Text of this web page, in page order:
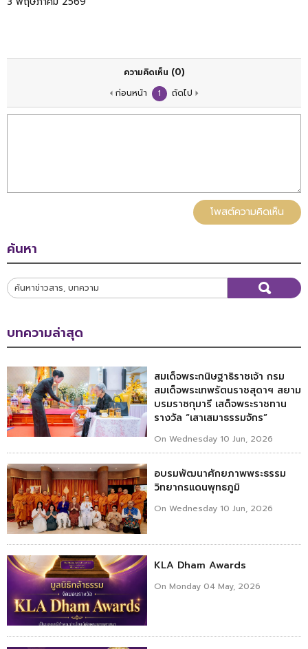
ความคิดเห็น (0)
ก่อนหน้า 1 ถัดไป
โพสต์ความคิดเห็น
ค้นหา
บทความล่าสุด
สมเด็จพระกนิษฐาธิราชเจ้า กรม
สมเด็จพระเทพรัตนราชสุดาฯ สยาม
บรมราชกุมารี เสด็จพระราชทาน
รางวัล “เสาเสมาธรรมจักร”
On Wednesday 10 Jun, 2026
อบรมพัฒนาศักยภาพพระธรรม
วิทยากรแดนพุทธภูมิ
On Wednesday 10 Jun, 2026
KLA Dham Awards
On Monday 04 May, 2026